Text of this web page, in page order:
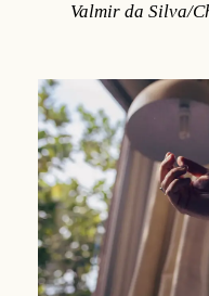
Valmir da Silva/